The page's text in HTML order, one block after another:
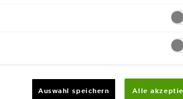
Auswahl speichern Alle